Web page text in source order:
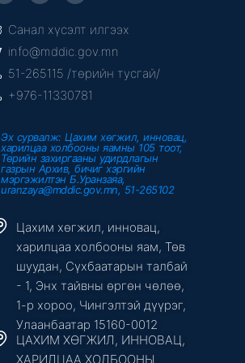
c
b
o
i
t
r
u
u
e
Санал хүсэлт илгээх
info@mddic.gov.mn
51-265115 /төрийн тусгай/
+976-11330781
Эх сурвалж: Цахим хөгжил, инновац,
харилцаа холбооны яамны 105 тоот,
Төрийн захиргааны удирдлагын
газрын Архив, бичиг хэргийн
мэргэжилтэн Б.Уранзаяа,
uranzaya@mddic.gov.mn, 51-265102
Цахим хөгжил, инновац,
харилцаа холбооны яам, Төв
шуудан, Сүхбаатарын талбай
- 1, Энх тайвны өргөн чөлөө,
1-р хороо, Чингэлтэй дүүрэг,
Улаанбаатар 15160-0012
ЦАХИМ ХӨГЖИЛ, ИННОВАЦ,
ХАРИЛЦАА ХОЛБООНЫ